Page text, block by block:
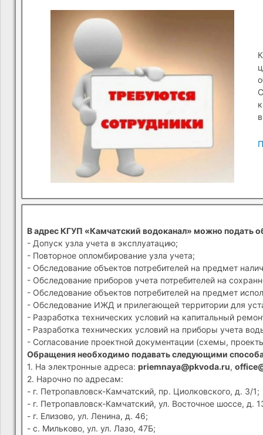
В адрес КГУП «Камчатский водоканал» можно подать
- Допуск узла учета в эксплуатацию;
- Повторное опломбирование узла учета;
- Обследование объектов потребителей на предмет
- Обследование приборов учета потребителей на
- Обследование объектов потребителей на предмет
- Обследование ИЖД и прилегающей территории для
- Разработка технических условий на капитальный
- Разработка технических условий на приборы учета
- Согласование проектной документации (схемы,
Обращения необходимо подавать следующими
1. На электронные адреса: priemnaya@pkvoda.ru,
2. Нарочно по адресам:
- г. Петропавловск-Камчатский, пр. Циолковского, д. 3/1;
- г. Петропавловск-Камчатский, ул. Восточное шоссе, д.
- г. Елизово, ул. Ленина, д. 46;
- с. Мильково, ул. ул. Лазо, 47Б;